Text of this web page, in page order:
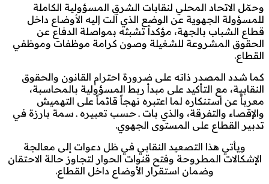
وحمّل الاتحاد المحلي لنقابات الشرق المسؤولية الكاملة
للمسؤولة الجهوية عن الوضع الذي آلت إليه الأوضاع داخل
قطاع الشباب بالجهة، مؤكداً تشبثه بمواصلة الدفاع عن
الحقوق المشروعة للشغيلة وصون كرامة موظفات وموظفي
القطاع.
كما شدد المصدر ذاته على ضرورة احترام القانون والحقوق
النقابية، مع التأكيد على مبدأ ربط المسؤولية بالمحاسبة،
معرباً عن استنكاره لما اعتبره نهجاً قائماً على التهميش
والإقصاء والتفرقة، والذي بات ـ حسب تعبيره ـ سمة بارزة في
تدبير القطاع على المستوى الجهوي.
ويأتي هذا التصعيد النقابي في ظل دعوات إلى معالجة
الإشكالات المطروحة وفتح قنوات الحوار لتجاوز حالة الاحتقان
وضمان استقرار الأوضاع داخل القطاع.